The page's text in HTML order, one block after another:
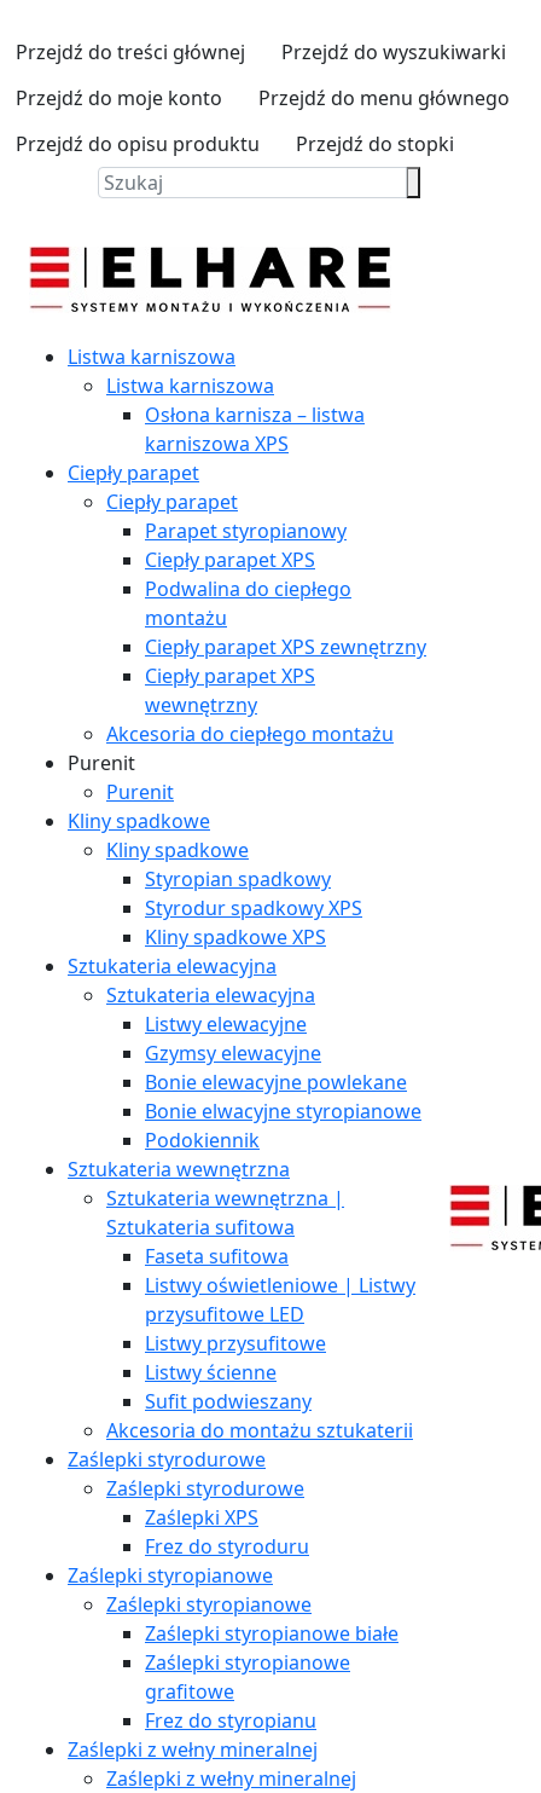
Przejdź do treści głównej
Przejdź do wyszukiwarki
Przejdź do moje konto
Przejdź do menu głównego
Przejdź do opisu produktu
Przejdź do stopki
Listwa karniszowa
Listwa karniszowa
Osłona karnisza – listwa
karniszowa XPS
Ciepły parapet
Ciepły parapet
Parapet styropianowy
Ciepły parapet XPS
Podwalina do ciepłego
montażu
Ciepły parapet XPS zewnętrzny
Ciepły parapet XPS
wewnętrzny
Akcesoria do ciepłego montażu
Purenit
Purenit
Kliny spadkowe
Kliny spadkowe
Styropian spadkowy
Styrodur spadkowy XPS
Kliny spadkowe XPS
Sztukateria elewacyjna
Sztukateria elewacyjna
Listwy elewacyjne
Gzymsy elewacyjne
Bonie elewacyjne powlekane
Bonie elwacyjne styropianowe
Podokiennik
Sztukateria wewnętrzna
Sztukateria wewnętrzna |
Sztukateria sufitowa
Faseta sufitowa
Listwy oświetleniowe | Listwy
przysufitowe LED
Listwy przysufitowe
Listwy ścienne
Sufit podwieszany
Akcesoria do montażu sztukaterii
Zaślepki styrodurowe
Zaślepki styrodurowe
Zaślepki XPS
Frez do styroduru
Zaślepki styropianowe
Zaślepki styropianowe
Zaślepki styropianowe białe
Zaślepki styropianowe
grafitowe
Frez do styropianu
Zaślepki z wełny mineralnej
Zaślepki z wełny mineralnej